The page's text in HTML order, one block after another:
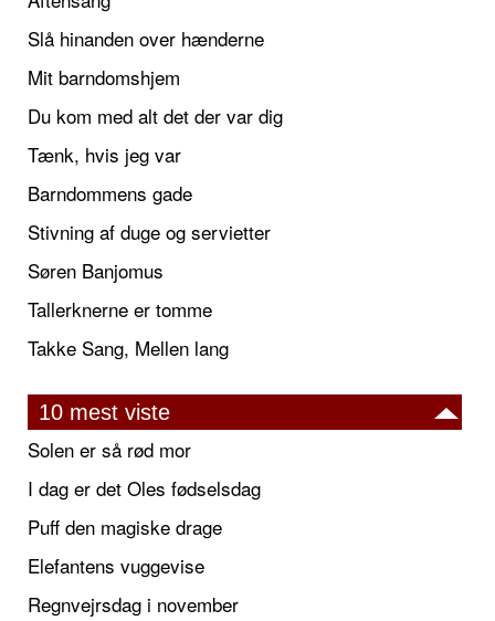
Slå hinanden over hænderne
Mit barndomshjem
Du kom med alt det der var dig
Tænk, hvis jeg var
Barndommens gade
Stivning af duge og servietter
Søren Banjomus
Tallerknerne er tomme
Takke Sang, Mellen lang
10 mest viste
Solen er så rød mor
I dag er det Oles fødselsdag
Puff den magiske drage
Elefantens vuggevise
Regnvejrsdag i november